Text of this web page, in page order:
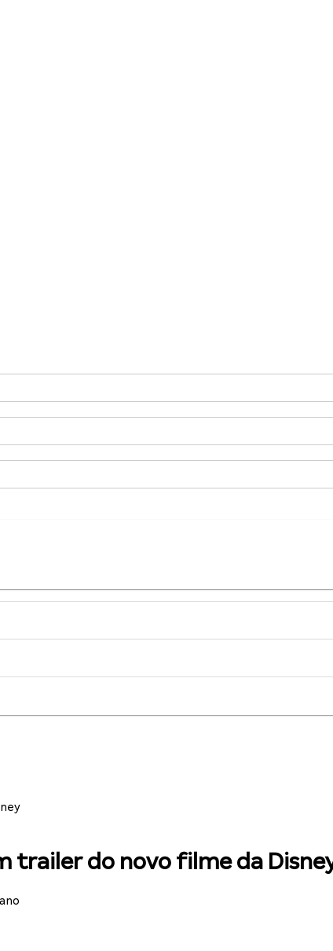
trailer do novo filme da